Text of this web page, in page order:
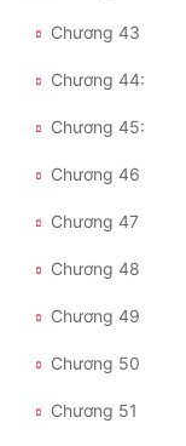
Chương 43
Chương 44:
Chương 45:
Chương 46
Chương 47
Chương 48
Chương 49
Chương 50
Chương 51